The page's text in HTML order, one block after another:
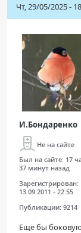
Чт, 29/05/2025 -
И.Бондаренко
Не на сайте
Был на сайте: 17
37 минут назад
Зарегистрирован:
13.09.2011 - 22:55
Публикации: 9214
Ещё бы